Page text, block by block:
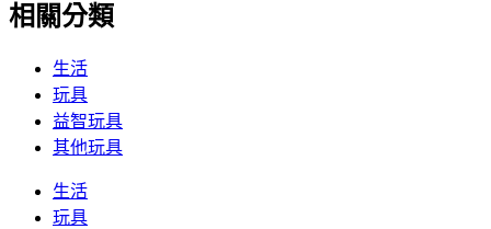
相關分類
生活
玩具
益智玩具
其他玩具
生活
玩具